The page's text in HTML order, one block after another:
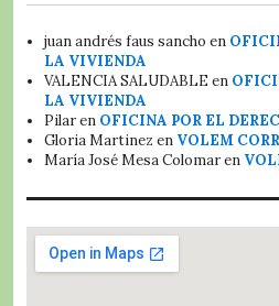
juan andrés faus sancho en
LA VIVIENDA
VALENCIA SALUDABLE en
LA VIVIENDA
Pilaren OFICINA POR EL
Gloria Martinez en VOLEM
María José Mesa Colomaren